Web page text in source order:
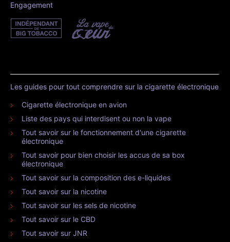
Engagement
Les guides pour tout comprendre sur la cigarette électronique
Cigarette électronique en avion
Liste des pays qui interdisent ou non la vape
Tout savoir sur le fonctionnement d'une cigarette
électronique
Tout savoir pour bien choisir les accus de sa box
électronique
Tout savoir sur la composition des e-liquides
Tout savoir sur la nicotine
Tout savoir sur les sels de nicotine
Tout savoir sur le CBD
Tout savoir sur JNR